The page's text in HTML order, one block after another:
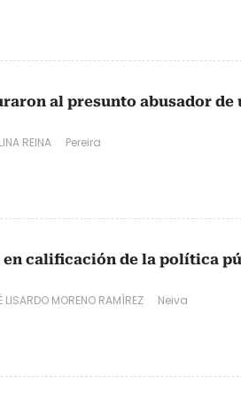
al presunto abusador de
REINA Pereira
calificación de la política
LISARDO MORENO RAMÍREZ Neiva